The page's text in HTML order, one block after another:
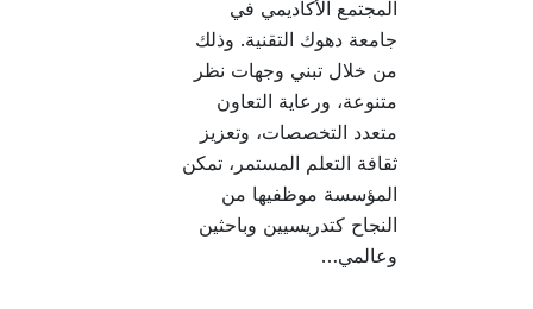
المجتمع الأكاديمي في
جامعة دهوك التقنية. وذلك
من خلال تبني وجهات نظر
متنوعة، ورعاية التعاون
متعدد التخصصات، وتعزيز
ثقافة التعلم المستمر، تمكن
المؤسسة موظفيها من
النجاح كتدريسيين وباحثين
وعالمي…